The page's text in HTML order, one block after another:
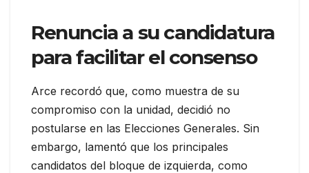
Renuncia a su candidatura
para facilitar el consenso
Arce recordó que, como muestra de su
compromiso con la unidad, decidió no
postularse en las Elecciones Generales. Sin
embargo, lamentó que los principales
candidatos del bloque de izquierda, como